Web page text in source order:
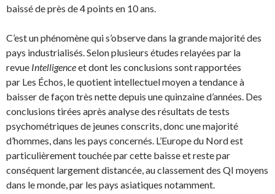
baissé de près de 4 points en 10 ans.
C’est un phénomène qui s’observe dans la grande majorité des
pays industrialisés. Selon plusieurs études relayées par la
revue Intelligenceet dont les conclusions sont rapportées
par Les Échos, le quotient intellectuel moyen a tendance à
baisser de façon très nette depuis une quinzaine d’années. Des
conclusions tirées après analyse des résultats de tests
psychométriques de jeunes conscrits, donc une majorité
d’hommes, dans les pays concernés. L’Europe du Nord est
particulièrement touchée par cette baisse et reste par
conséquent largement distancée, au classement des QI moyens
dans le monde, par les pays asiatiques notamment.